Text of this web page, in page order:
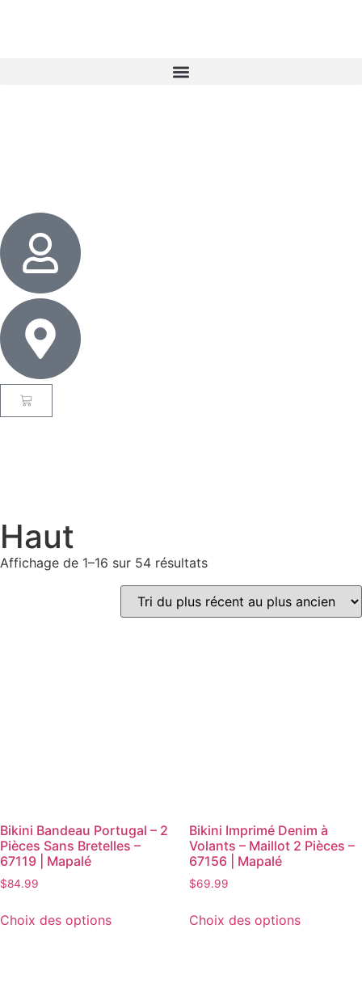
Haut
Affichage de 1–16 sur 54 résultats
Bikini Bandeau Portugal – 2
Pièces Sans Bretelles –
67119 | Mapalé
$84.99
Choix des options
Bikini Imprimé Denim à
Volants – Maillot 2 Pièces –
67156 | Mapalé
$69.99
Choix des options